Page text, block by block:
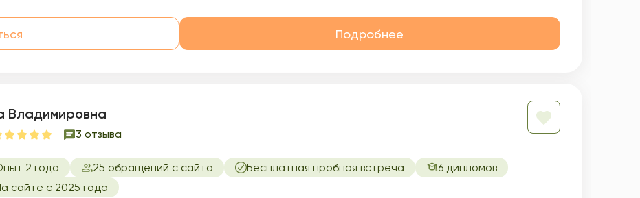
Подробнее
Владимировна
3 отзыва
2 года 25 обращений с сайта Бесплатная пробная встреча
6 дипломов
сайте с 2025 года